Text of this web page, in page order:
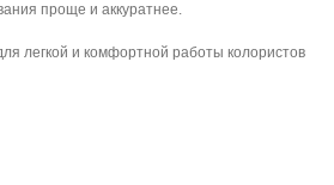
проще и аккуратнее.
легкой и комфортной работы колористов